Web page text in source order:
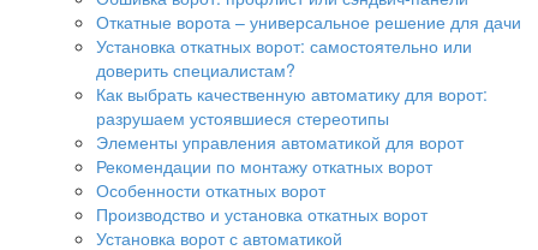
Откатные ворота – универсальное решение для дачи
Установка откатных ворот: самостоятельно или
доверить специалистам?
Как выбрать качественную автоматику для ворот:
разрушаем устоявшиеся стереотипы
Элементы управления автоматикой для ворот
Рекомендации по монтажу откатных ворот
Особенности откатных ворот
Производство и установка откатных ворот
Установка ворот с автоматикой